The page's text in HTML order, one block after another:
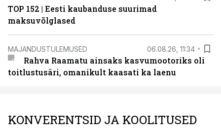
TOP 152 | Eesti kaubanduse suurimad
maksuvõlglased
MAJANDUSTULEMUSED 06.08.26, 11:34
Rahva Raamatu ainsaks kasvumootoriks oli
toitlustusäri, omanikult kaasati ka laenu
KONVERENTSID JA KOOLITUSED